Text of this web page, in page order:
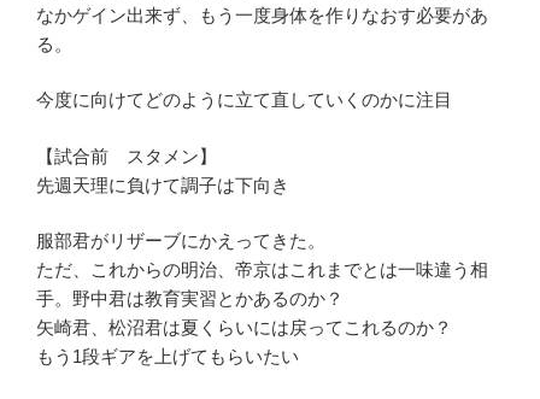
なかゲイン出来ず、もう一度身体を作りなおす必要があ
る。
今度に向けてどのように立て直していくのかに注目
【試合前 スタメン】
先週天理に負けて調子は下向き
服部君がリザーブにかえってきた。
ただ、これからの明治、帝京はこれまでとは一味違う相
手。野中君は教育実習とかあるのか？
矢崎君、松沼君は夏くらいには戻ってこれるのか？
もう1段ギアを上げてもらいたい